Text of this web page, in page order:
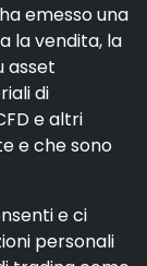
emesso una
la vendita, la
asset
di
e altri
e che sono
e ci
personali